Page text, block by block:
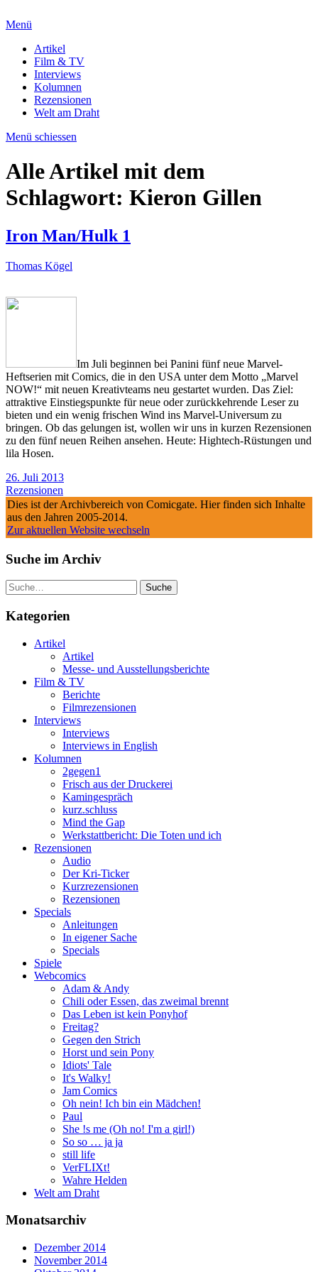
Menü
Artikel
Film & TV
Interviews
Kolumnen
Rezensionen
Welt am Draht
Menü schiessen
Alle Artikel mit dem
Schlagwort: Kieron Gillen
Iron Man/Hulk 1
Thomas Kögel
Im Juli beginnen bei Panini fünf neue Marvel-
Heftserien mit Comics, die in den USA unter dem Motto „Marvel
NOW!“ mit neuen Kreativteams neu gestartet wurden. Das Ziel:
attraktive Einstiegspunkte für neue oder zurückkehrende Leser zu
bieten und ein wenig frischen Wind ins Marvel-Universum zu
bringen. Ob das gelungen ist, wollen wir uns in kurzen Rezensionen
zu den fünf neuen Reihen ansehen. Heute: Hightech-Rüstungen und
lila Hosen.
26. Juli 2013
Rezensionen
Dies ist der Archivbereich von Comicgate. Hier finden sich Inhalte
aus den Jahren 2005-2014.
Zur aktuellen Website wechseln
Suche im Archiv
Suche
Kategorien
Artikel
Artikel
Messe- und Ausstellungsberichte
Film & TV
Berichte
Filmrezensionen
Interviews
Interviews
Interviews in English
Kolumnen
2gegen1
Frisch aus der Druckerei
Kamingespräch
kurz.schluss
Mind the Gap
Werkstattbericht: Die Toten und ich
Rezensionen
Audio
Der Kri-Ticker
Kurzrezensionen
Rezensionen
Specials
Anleitungen
In eigener Sache
Specials
Spiele
Webcomics
Adam & Andy
Chili oder Essen, das zweimal brennt
Das Leben ist kein Ponyhof
Freitag?
Gegen den Strich
Horst und sein Pony
Idiots' Tale
It's Walky!
Jam Comics
Oh nein! Ich bin ein Mädchen!
Paul
She !s me (Oh no! I'm a girl!)
So so … ja ja
still life
VerFLIXt!
Wahre Helden
Welt am Draht
Monatsarchiv
Dezember 2014
November 2014